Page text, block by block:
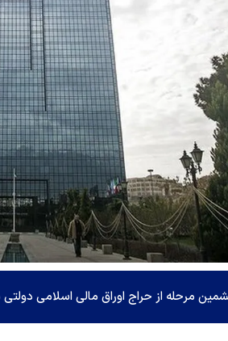
مرحله از حراج اوراق مالی اسلامی دولتی